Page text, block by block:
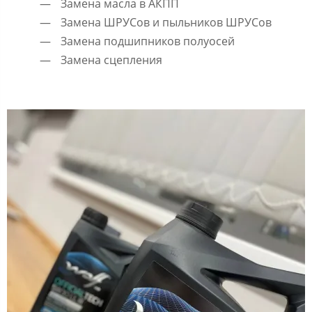
Замена масла в АКПП
Замена ШРУСов и пыльников ШРУСов
Замена подшипников полуосей
Замена сцепления